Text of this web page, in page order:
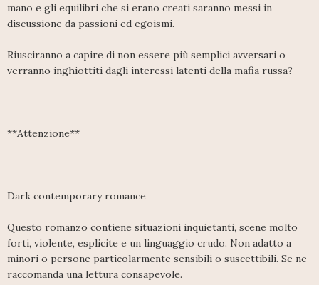
mano e gli equilibri che si erano creati saranno messi in
discussione da passioni ed egoismi.
Riusciranno a capire di non essere più semplici avversari o
verranno inghiottiti dagli interessi latenti della mafia russa?
**Attenzione**
Dark contemporary romance
Questo romanzo contiene situazioni inquietanti, scene molto
forti, violente, esplicite e un linguaggio crudo. Non adatto a
minori o persone particolarmente sensibili o suscettibili. Se ne
raccomanda una lettura consapevole.